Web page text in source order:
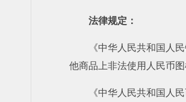
法律规定：
《中华人民共和国人
他商品上非法使用人民币
《中华人民共和国人